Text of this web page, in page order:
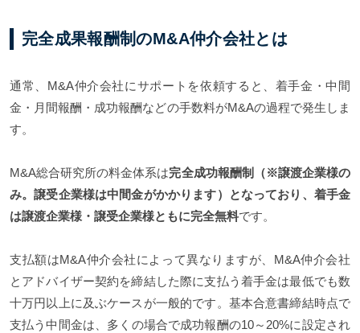
完全成果報酬制のM&A仲介会社とは
通常、M&A仲介会社にサポートを依頼すると、着手金・中間
金・月間報酬・成功報酬などの手数料がM&Aの過程で発生しま
す。
M&A総合研究所の料金体系は完全成功報酬制（※譲渡企業様の
み。譲受企業様は中間金がかかります）となっており、着手金
は譲渡企業様・譲受企業様ともに完全無料です。
支払額はM&A仲介会社によって異なりますが、M&A仲介会社
とアドバイザー契約を締結した際に支払う着手金は最低でも数
十万円以上に及ぶケースが一般的です。基本合意書締結時点で
支払う中間金は、多くの場合で成功報酬の10～20%に設定され